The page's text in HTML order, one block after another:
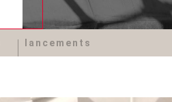
lancements